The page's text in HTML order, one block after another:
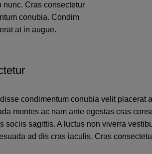
nunc. Cras consectetur
conubia. Condim
at in augue.
condimentum conubia velit placerat
montes ac nam ante egestas cras
sociis sagittis. A luctus non viverra
ad dis cras iaculis. Cras